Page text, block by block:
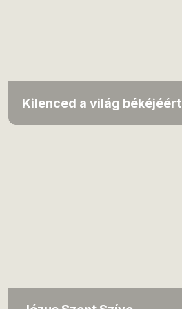
Kilenced a világ békéjéért